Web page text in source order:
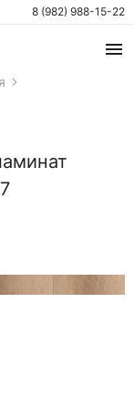
8 (982) 988-15-22